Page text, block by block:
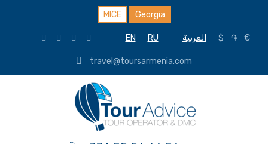
MICE Georgia
EN RU العربية $ ֏ €
travel@toursarmenia.com